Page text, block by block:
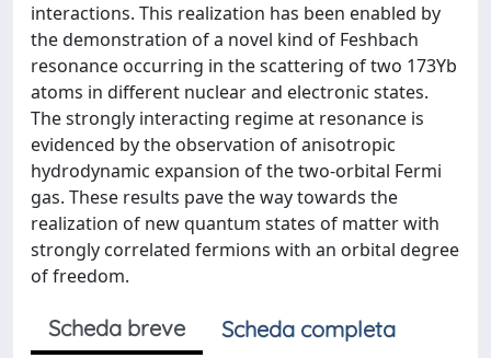
interactions. This realization has been enabled by
the demonstration of a novel kind of Feshbach
resonance occurring in the scattering of two 173Yb
atoms in different nuclear and electronic states.
The strongly interacting regime at resonance is
evidenced by the observation of anisotropic
hydrodynamic expansion of the two-orbital Fermi
gas. These results pave the way towards the
realization of new quantum states of matter with
strongly correlated fermions with an orbital degree
of freedom.
Scheda breve
Scheda completa